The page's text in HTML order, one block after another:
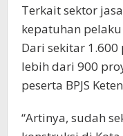
Terkait sektor
kepatuhan
Dari sekitar 1.600
lebih dari 900
peserta BPJS
“Artinya, sudah